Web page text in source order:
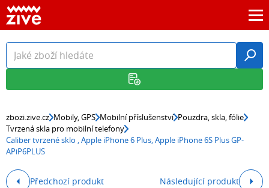
zbozi.zive.cz Mobily, GPS Mobilní příslušenství Pouzdra, skla, fólie
Tvrzená skla pro mobilní telefony
Caliber tvrzené sklo , Apple iPhone 6 Plus, Apple iPhone 6S Plus GP-
APiP6PLUS
Předchozí produkt Následující produkt